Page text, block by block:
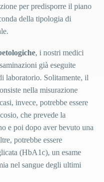
per predisporre il piano
della tipologia di
, i nostri medici
già eseguite
laboratorio. Solitamente, il
nella misurazione
invece, potrebbe essere
che prevede la
e poi dopo aver bevuto una
potrebbe essere
(HbA1c), un esame
nel sangue degli ultimi